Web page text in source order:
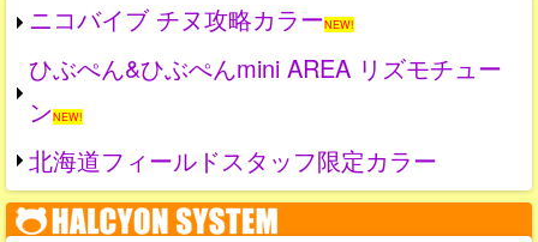
ニコバイブ チヌ攻略カラーNEW!
ひぶぺん&ひぶぺんmini AREA リズモチュー
ンNEW!
北海道フィールドスタッフ限定カラー